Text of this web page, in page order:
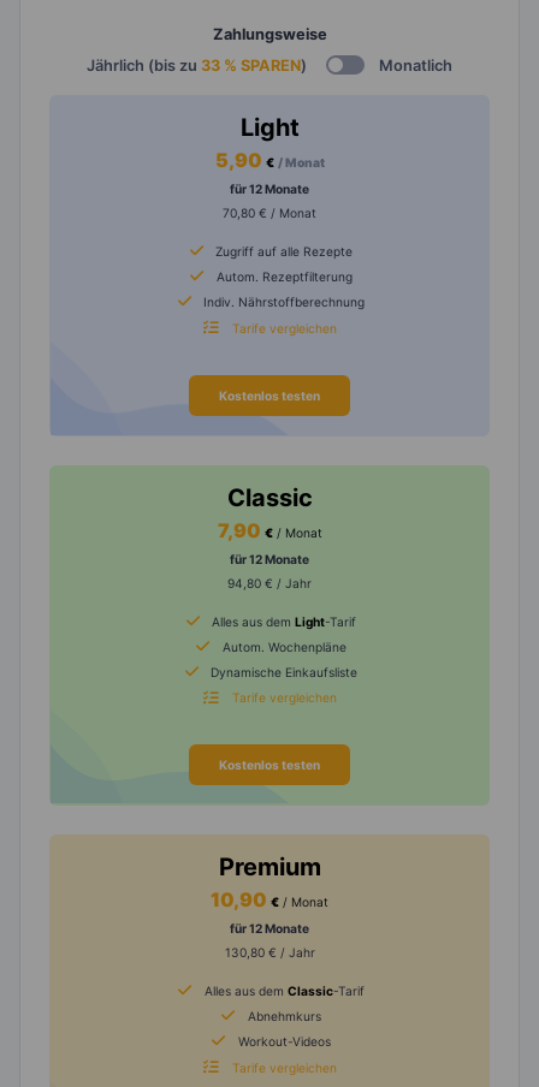
Zahlungsweise
Jährlich (bis zu 33 % SPAREN) Monatlich
Light
5,90 € / Monat
für 12 Monate
70,80 € / Monat
Zugriff auf alle Rezepte
Autom. Rezeptfilterung
Indiv. Nährstoffberechnung
Tarife vergleichen
Kostenlos testen
Classic
7,90 € / Monat
für 12 Monate
94,80 € / Jahr
Alles aus dem Light-Tarif
Autom. Wochenpläne
Dynamische Einkaufsliste
Tarife vergleichen
Kostenlos testen
Premium
10,90 € / Monat
für 12 Monate
130,80 € / Jahr
Alles aus dem Classic-Tarif
Abnehmkurs
Workout-Videos
Tarife vergleichen